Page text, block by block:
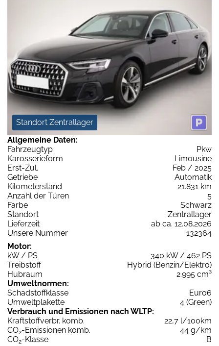
Standort Zentrallager
Allgemeine Daten:
Fahrzeugtyp
Pkw
Karosserieform
Limousine
Erst-Zul.
Feb / 2025
Getriebe
Automatik
Kilometerstand
21.831 km
Anzahl der Türen
5
Farbe
Schwarz
Standort
Zentrallager
Lieferzeit
ab ca. 12.08.2026
Unsere Nummer
132364
Motor:
kW / PS
340 kW / 462 PS
Treibstoff
Hybrid (Benzin/Elektro)
Hubraum
2.995 cm³
Umweltnormen:
Schadstoffklasse
Euro6
Umweltplakette
4 (Green)
Verbrauch und Emissionen nach WLTP:
Kraftstoffverbr. komb.
22,7 l/100km
CO2-Emissionen komb.
44 g/km
CO2-Klasse
B